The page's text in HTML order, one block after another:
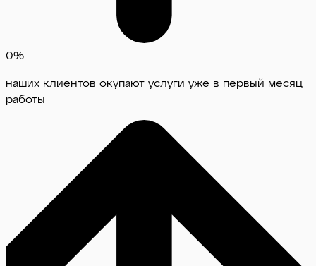
0%
наших клиентов окупают услуги уже в первый месяц
работы